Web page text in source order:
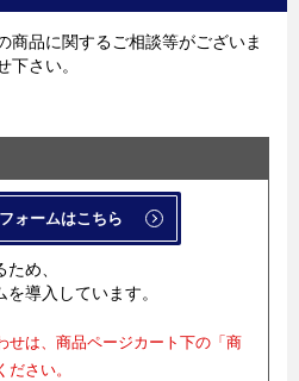
商品に関するご相談等がございま
下さい。
ォームはこちら
め、
導入しています。
は、商品ページカート下の「商
さい。